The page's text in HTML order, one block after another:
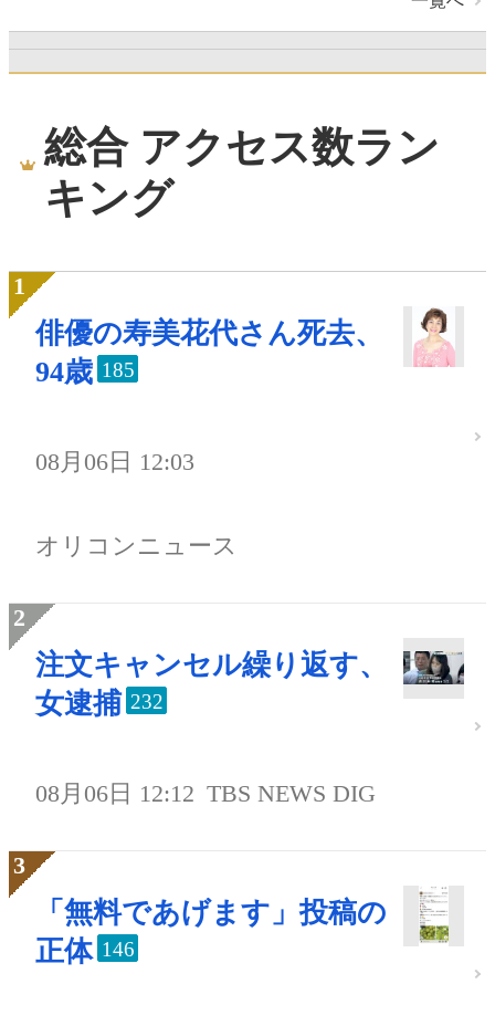
総合 アクセス数ラン
キング
俳優の寿美花代さん死去、
94歳 185
08月06日 12:03
オリコンニュース
注文キャンセル繰り返す、
女逮捕 232
08月06日 12:12 TBS NEWS DIG
「無料であげます」投稿の
正体 146